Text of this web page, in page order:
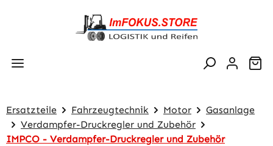
Zum Hauptinhalt springen
Ersatzteile Fahrzeugtechnik Motor
Gasanlage
Verdampfer-Druckregler und Zubehör
IMPCO - Verdampfer-Druckregler und Zubehör